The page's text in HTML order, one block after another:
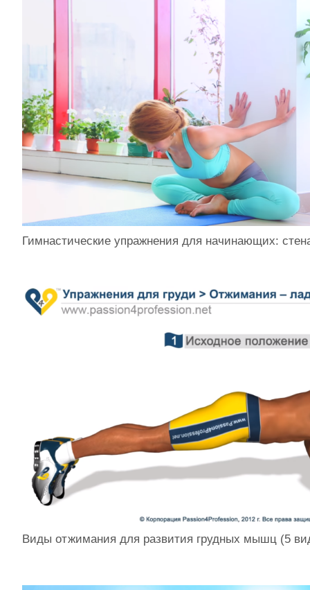
Гимнастические упражнения для начинающих:
Виды отжимания для развития грудных мышц (5